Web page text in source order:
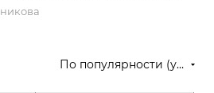
По популярности (убывание)